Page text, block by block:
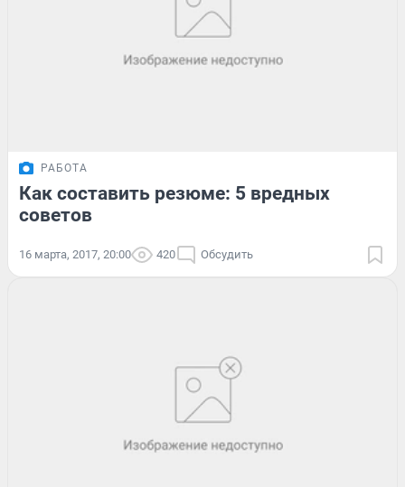
РАБОТА
Как составить резюме: 5 вредных
советов
16 марта, 2017, 20:00 420 Обсудить